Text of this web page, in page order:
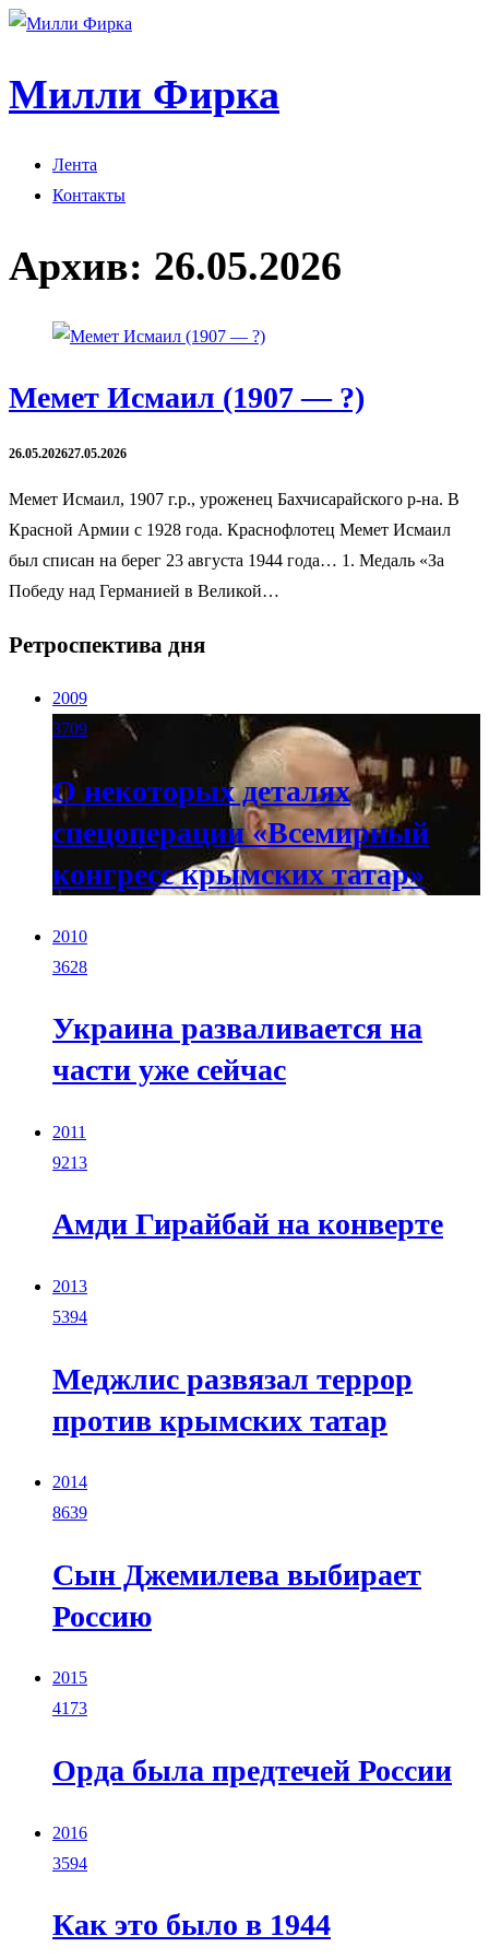
Милли Фирка
Лента
Контакты
Архив: 26.05.2026
Мемет Исмаил (1907 — ?)
26.05.202627.05.2026
Мемет Исмаил, 1907 г.р., уроженец Бахчисарайского р-на. В
Красной Армии с 1928 года. Краснофлотец Мемет Исмаил
был списан на берег 23 августа 1944 года… 1. Медаль «За
Победу над Германией в Великой…
Ретроспектива дня
2009
3709
О некоторых деталях
спецоперации «Всемирный
конгресс крымских татар»
2010
3628
Украина разваливается на
части уже сейчас
2011
9213
Амди Гирайбай на конверте
2013
5394
Меджлис развязал террор
против крымских татар
2014
8639
Сын Джемилева выбирает
Россию
2015
4173
Орда была предтечей России
2016
3594
Как это было в 1944